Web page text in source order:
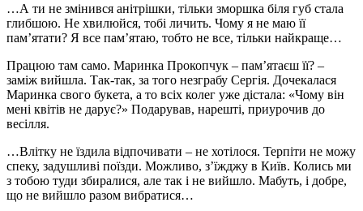
…А ти не змінився анітрішки, тільки зморшка біля губ стала
глибшою. Не хвилюйся, тобі личить. Чому я не маю її
пам’ятати? Я все пам’ятаю, тобто не все, тільки найкраще…
Працюю там само. Маринка Прокопчук – пам’ятаєш її? –
заміж вийшла. Так-так, за того незграбу Сергія. Дочекалася
Маринка свого букета, а то всіх колег уже дістала: «Чому він
мені квітів не дарує?» Подарував, нарешті, приурочив до
весілля.
…Влітку не їздила відпочивати – не хотілося. Терпіти не можу
спеку, задушливі поїзди. Можливо, з’їжджу в Київ. Колись ми
з тобою туди збиралися, але так і не вийшло. Мабуть, і добре,
що не вийшло разом вибратися…